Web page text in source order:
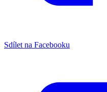
Sdílet na Facebooku